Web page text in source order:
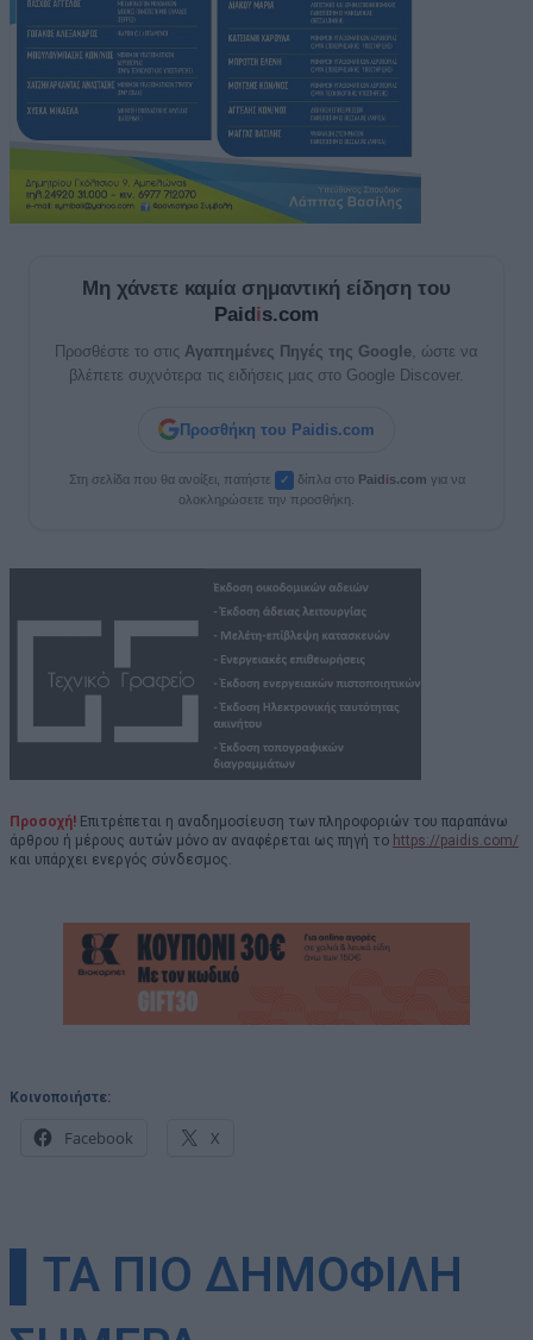
Μη χάνετε καμία σημαντική είδηση του
Paidis.com
Προσθέστε το στις Αγαπημένες Πηγές της Google , ώστε να
βλέπετε συχνότερα τις ειδήσεις μας στο Google Discover.
Προσθήκη του Paidis.com
Στη σελίδα που θα ανοίξει, πατήστε ✓ δίπλα στο Paidis.com για να
ολοκληρώσετε την προσθήκη.
Προσοχή! Επιτρέπεται η αναδημοσίευση των πληροφοριών του παραπάνω
άρθρου ή μέρους αυτών μόνο αν αναφέρεται ως πηγή το https://paidis.com/
και υπάρχει ενεργός σύνδεσμος.
Κοινοποιήστε:
Facebook X
▌ΤΑ ΠΙΟ ΔΗΜΟΦΙΛΗ